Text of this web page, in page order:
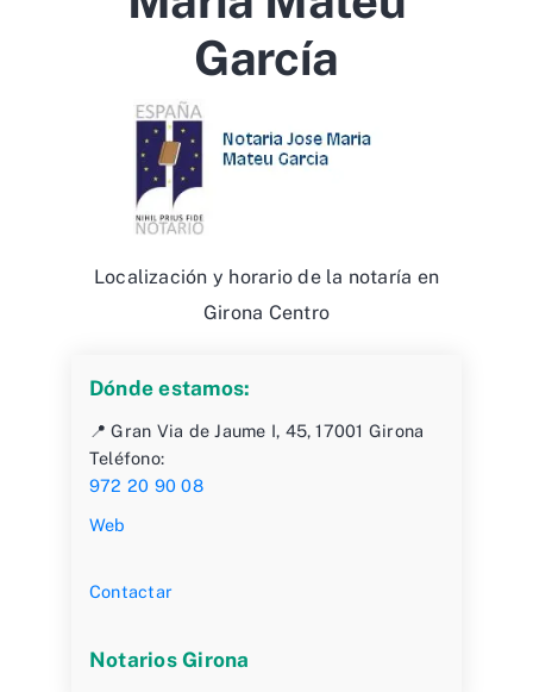
García
Localización y horario de la notaría en
Girona Centro
Dónde estamos:
📍 Gran Via de Jaume I, 45, 17001 Girona
Teléfono:
972 20 90 08
Web
Contactar
Notarios Girona